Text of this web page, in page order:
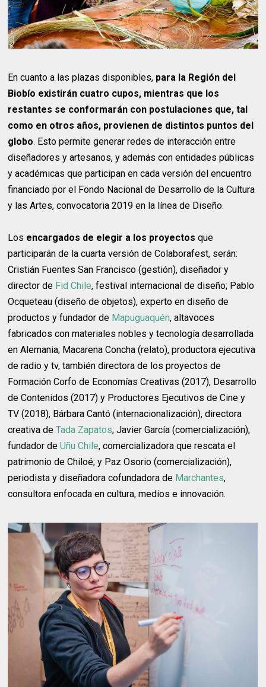
En cuanto a las plazas disponibles, para la Región del
Biobío existirán cuatro cupos, mientras que los
restantes se conformarán con postulaciones que, tal
como en otros años, provienen de distintos puntos del
globo. Esto permite generar redes de interacción entre
diseñadores y artesanos, y además con entidades públicas
y académicas que participan en cada versión del encuentro
financiado por el Fondo Nacional de Desarrollo de la Cultura
y las Artes, convocatoria 2019 en la línea de Diseño.
Los encargados de elegir a los proyectos que
participarán de la cuarta versión de Colaborafest, serán:
Cristián Fuentes San Francisco (gestión), diseñador y
director de Fid Chile, festival internacional de diseño; Pablo
Ocqueteau (diseño de objetos), experto en diseño de
productos y fundador de Mapuguaquén, altavoces
fabricados con materiales nobles y tecnología desarrollada
en Alemania; Macarena Concha (relato), productora ejecutiva
de radio y tv, también directora de los proyectos de
Formación Corfo de Economías Creativas (2017), Desarrollo
de Contenidos (2017) y Productores Ejecutivos de Cine y
TV (2018), Bárbara Cantó (internacionalización), directora
creativa deTada Zapatos; Javier García (comercialización),
fundador deUñu Chile, comercializadora que rescata el
patrimonio de Chiloé; y Paz Osorio (comercialización),
periodista y diseñadora cofundadora de Marchantes,
consultora enfocada en cultura, medios e innovación.